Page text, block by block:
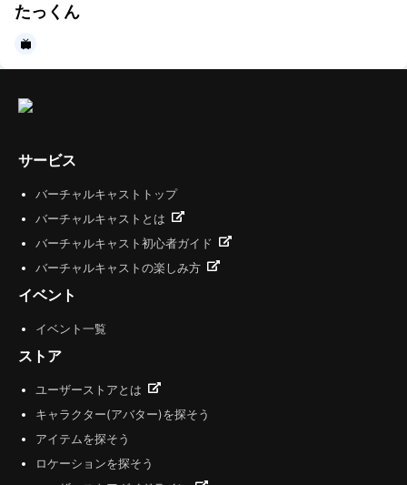
たっくん
サービス
バーチャルキャストトップ
バーチャルキャストとは
バーチャルキャスト初心者ガイド
バーチャルキャストの楽しみ方
イベント
イベント一覧
ストア
ユーザーストアとは
キャラクター(アバター)を探そう
アイテムを探そう
ロケーションを探そう